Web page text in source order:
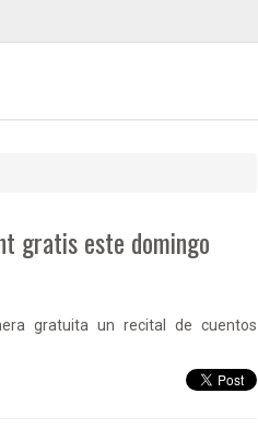
gratis este domingo
gratuita un recital de cuentos